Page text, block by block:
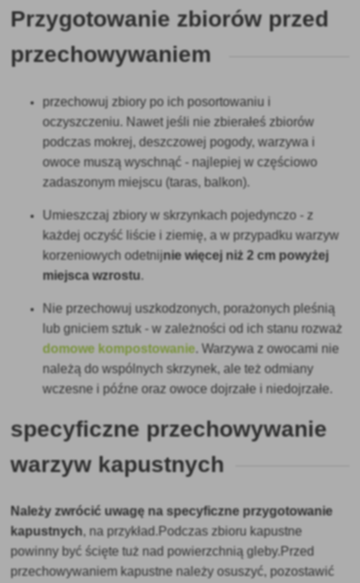
Przygotowanie zbiorów przed
przechowywaniem
przechowuj zbiory po ich posortowaniu i
oczyszczeniu. Nawet jeśli nie zbierałeś zbiorów
podczas mokrej, deszczowej pogody, warzywa i
owoce muszą wyschnąć - najlepiej w częściowo
zadaszonym miejscu (taras, balkon).
Umieszczaj zbiory w skrzynkach pojedynczo - z
każdej oczyść liście i ziemię, a w przypadku warzyw
korzeniowychodetnijnie więcej niż 2 cm powyżej
miejsca wzrostu.
Nie przechowuj uszkodzonych, porażonych pleśnią
lub gniciem sztuk - w zależności od ich stanu rozważ
domowe kompostowanie. Warzywa z owocami nie
należą do wspólnych skrzynek, ale też odmiany
wczesne i późne oraz owoce dojrzałe i niedojrzałe.
specyficzne przechowywanie
warzyw kapustnych
Należy zwrócić uwagę na specyficzne przygotowanie
kapustnych, na przykład.Podczas zbioru kapustne
powinny być ścięte tuż nad powierzchnią gleby.Przed
przechowywaniem kapustne należy osuszyć, pozostawić